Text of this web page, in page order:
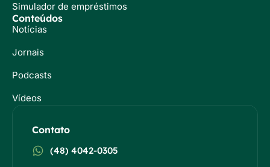
Simulador de empréstimos
Conteúdos
Notícias
Jornais
Podcasts
Vídeos
Contato
(48) 4042-0305